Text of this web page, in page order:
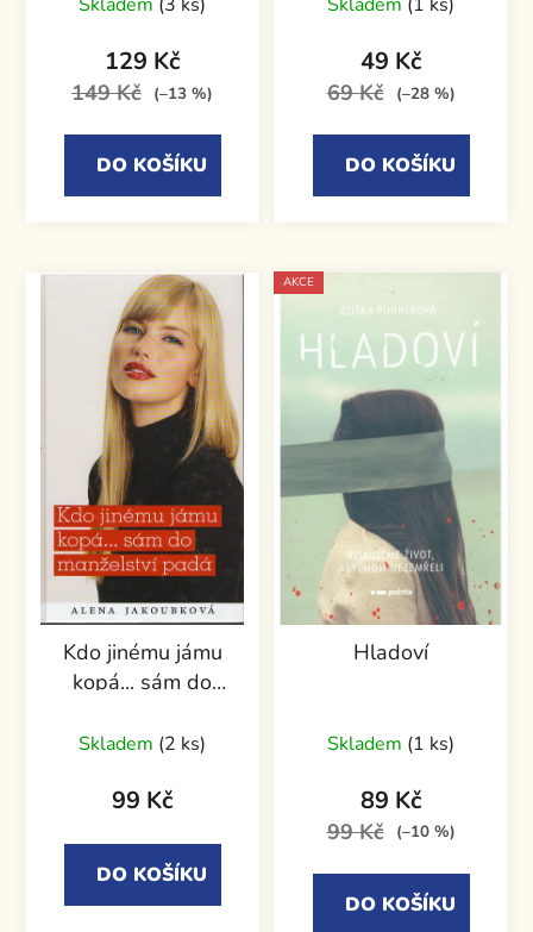
129 Kč
149 Kč (–13 %)
DO KOŠÍKU
49 Kč
69 Kč (–28 %)
DO KOŠÍKU
Kdo jinému jámu
kopá... sám do
Skladem (2 ks)
99 Kč
DO KOŠÍKU
AKCE
Hladoví
Skladem (1 ks)
89 Kč
99 Kč (–10 %)
DO KOŠÍKU